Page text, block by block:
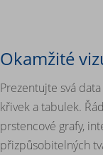
Okamžité
Prezentujte svá
křivek a tabulek.
prstencové grafy,
přizpůsobitelných